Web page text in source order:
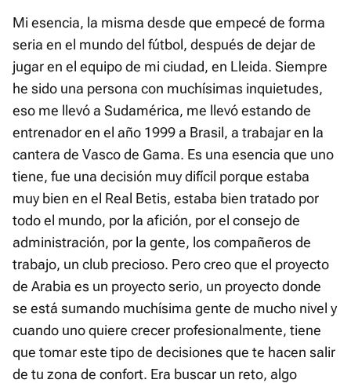
Mi esencia, la misma desde que empecé de forma
seria en el mundo del fútbol, después de dejar de
jugar en el equipo de mi ciudad, en Lleida. Siempre
he sido una persona con muchísimas inquietudes,
eso me llevó a Sudamérica, me llevó estando de
entrenador en el año 1999 a Brasil, a trabajar en la
cantera de Vasco de Gama. Es una esencia que uno
tiene, fue una decisión muy difícil porque estaba
muy bien en el Real Betis, estaba bien tratado por
todo el mundo, por la afición, por el consejo de
administración, por la gente, los compañeros de
trabajo, un club precioso. Pero creo que el proyecto
de Arabia es un proyecto serio, un proyecto donde
se está sumando muchísima gente de mucho nivel y
cuando uno quiere crecer profesionalmente, tiene
que tomar este tipo de decisiones que te hacen salir
de tu zona de confort. Era buscar un reto, algo